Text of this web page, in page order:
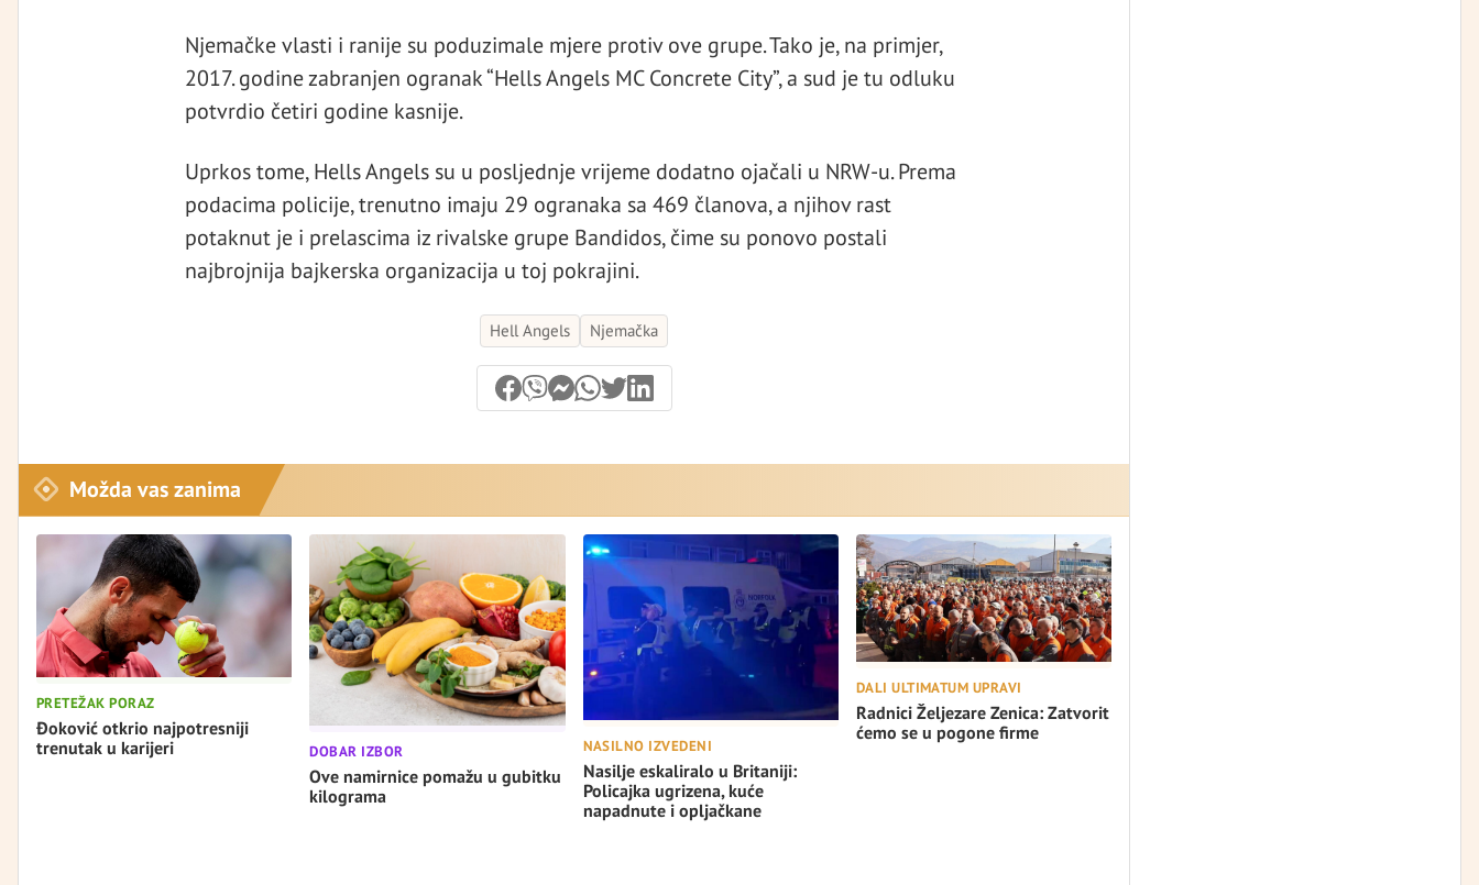
Njemačke vlasti i ranije su poduzimale mjere protiv ove grupe. Tako je, na primjer,
2017. godine zabranjen ogranak “Hells Angels MC Concrete City”, a sud je tu odluku
potvrdio četiri godine kasnije.
Uprkos tome, Hells Angels su u posljednje vrijeme dodatno ojačali u NRW-u. Prema
podacima policije, trenutno imaju 29 ogranaka sa 469 članova, a njihov rast
potaknut je i prelascima iz rivalske grupe Bandidos, čime su ponovo postali
najbrojnija bajkerska organizacija u toj pokrajini.
Hell Angels Njemačka
Možda vas zanima
PRETEŽAK PORAZ
Đoković otkrio najpotresniji
trenutak u karijeri
DOBAR IZBOR
Ove namirnice pomažu u gubitku
kilograma
NASILNO IZVEDENI
Nasilje eskaliralo u Britaniji:
Policajka ugrizena, kuće
napadnute i opljačkane
DALI ULTIMATUM UPRAVI
Radnici Željezare Zenica: Zatvorit
ćemo se u pogone firme